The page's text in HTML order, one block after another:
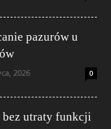
pazurów u
2026 0
bez utraty funkcji